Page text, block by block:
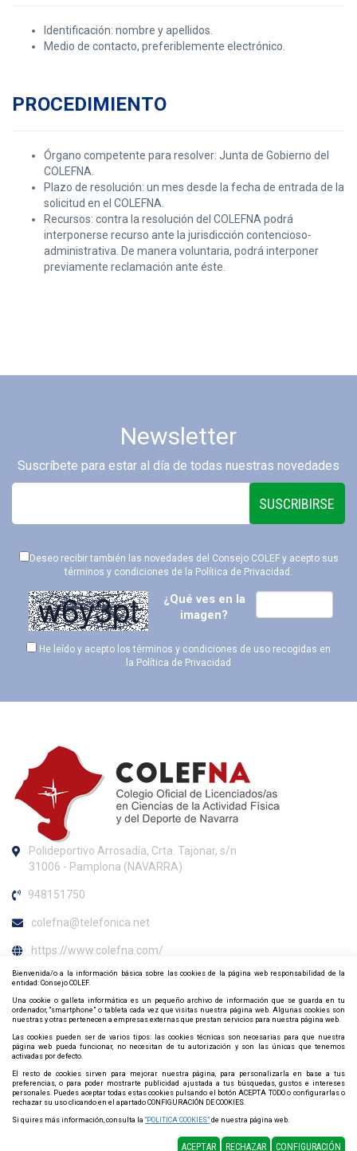
Identificación: nombre y apellidos.
Medio de contacto, preferiblemente electrónico.
PROCEDIMIENTO
Órgano competente para resolver: Junta de Gobierno del
COLEFNA.
Plazo de resolución: un mes desde la fecha de entrada de la
solicitud en el COLEFNA.
Recursos: contra la resolución del COLEFNA podrá
interponerse recurso ante la jurisdicción contencioso-
administrativa. De manera voluntaria, podrá interponer
previamente reclamación ante éste.
Newsletter
Suscríbete para estar al día de todas nuestras novedades
SUSCRIBIRSE
Deseo recibir también las novedades del Consejo COLEF y acepto sus
términos y condiciones de la Política de Privacidad .
¿Qué ves en la
imagen?
He leído y acepto los términos y condiciones de uso recogidas en
la Política de Privacidad
Polideportivo Arrosadía, Crta. Tajonar, s/n
31006 - Pamplona (NAVARRA)
948151750
colefna@telefonica.net
https://www.colefna.com/
Horario de atención al colegiado
Lunes y viernes de 09:30h. a 13:00h. y miércoles de 13:00h. a
15:00h.
Contacta y síguenos por redes sociales
Bienvenida/o a la información básica sobre las cookies de la página web responsabilidad de la
entidad: Consejo COLEF.
Una cookie o galleta informática es un pequeño archivo de información que se guarda en tu
ordenador, “smartphone” o tableta cada vez que visitas nuestra página web. Algunas cookies son
nuestras y otras pertenecen a empresas externas que prestan servicios para nuestra página web.
Las cookies pueden ser de varios tipos: las cookies técnicas son necesarias para que nuestra
página web pueda funcionar, no necesitan de tu autorización y son las únicas que tenemos
activadas por defecto.
El resto de cookies sirven para mejorar nuestra página, para personalizarla en base a tus
preferencias, o para poder mostrarte publicidad ajustada a tus búsquedas, gustos e intereses
personales. Puedes aceptar todas estas cookies pulsando el botón ACEPTA TODO o configurarlas o
rechazar su uso clicando en el apartado CONFIGURACIÓN DE COOKIES.
Si quires más información, consulta la “POLITICA COOKIES” de nuestra página web.
ACEPTAR RECHAZAR CONFIGURACIÓN